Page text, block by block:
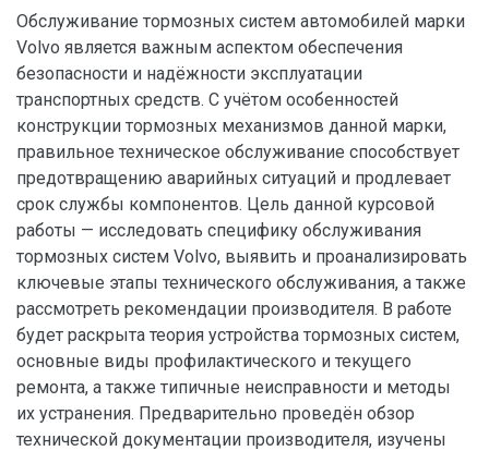
Обслуживание тормозных систем автомобилей марки
Volvo является важным аспектом обеспечения
безопасности и надёжности эксплуатации
транспортных средств. С учётом особенностей
конструкции тормозных механизмов данной марки,
правильное техническое обслуживание способствует
предотвращению аварийных ситуаций и продлевает
срок службы компонентов. Цель данной курсовой
работы — исследовать специфику обслуживания
тормозных систем Volvo, выявить и проанализировать
ключевые этапы технического обслуживания, а также
рассмотреть рекомендации производителя. В работе
будет раскрыта теория устройства тормозных систем,
основные виды профилактического и текущего
ремонта, а также типичные неисправности и методы
их устранения. Предварительно проведён обзор
технической документации производителя, изучены